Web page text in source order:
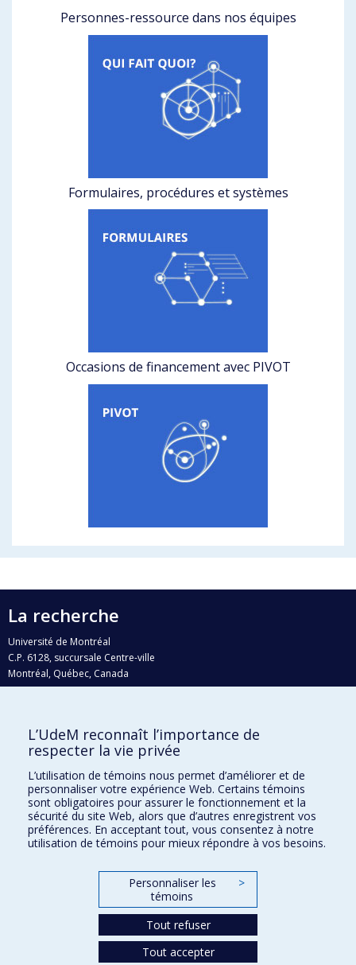
Personnes-ressource dans nos équipes
Formulaires, procédures et systèmes
Occasions de financement avec PIVOT
La recherche
Université de Montréal
C.P. 6128, succursale Centre-ville
Montréal, Québec, Canada
H3C 3J7
Qui fait quoi?
Nous trouver
Plan du site
Accessibilité
L’UdeM reconnaît l’importance de
respecter la vie privée
L’utilisation de témoins nous permet d’améliorer et de
personnaliser votre expérience Web. Certains témoins
sont obligatoires pour assurer le fonctionnement et la
sécurité du site Web, alors que d’autres enregistrent vos
préférences. En acceptant tout, vous consentez à notre
utilisation de témoins pour mieux répondre à vos besoins.
Personnaliser les
témoins
>
Tout refuser
Tout accepter